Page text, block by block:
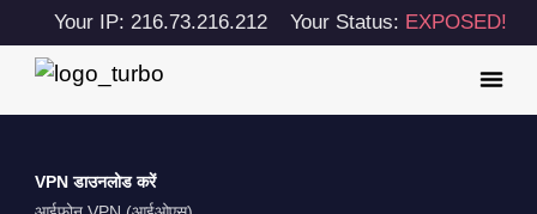
Your IP: 216.73.216.212 Your Status: EXPOSED!
VPN डाउनलोड करें